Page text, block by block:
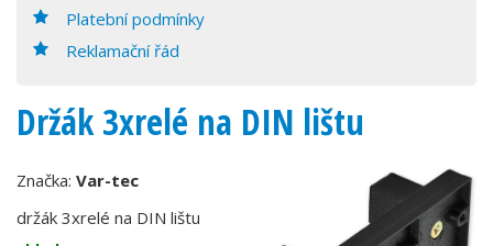
Platební podmínky
Reklamační řád
Držák 3xrelé na DIN lištu
Značka: Var-tec
držák 3xrelé na DIN lištu